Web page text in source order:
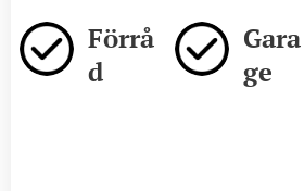
Förrå
d
Gara
ge